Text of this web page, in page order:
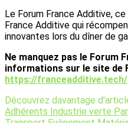
Le Forum France Additive,
France Additive qui
innovantes lors du dîner de
Ne manquez pas le Forum
informations sur le site de
https://franceadditive.tech/
Découvrez davantage
Adhérents Industrie verte